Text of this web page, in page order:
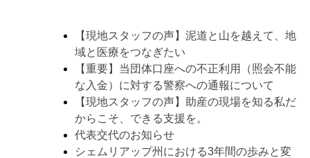
【現地スタッフの声】泥道と山を越えて、地
域と医療をつなぎたい
【重要】当団体口座への不正利用（照会不能
な入金）に対する警察への通報について
【現地スタッフの声】助産の現場を知る私だ
からこそ、できる支援を。
代表交代のお知らせ
シェムリアップ州における3年間の歩みと変